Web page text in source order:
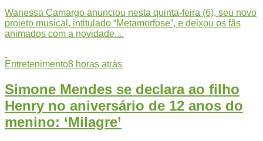
Wanessa Camargo anunciou nesta quinta-feira (6), seu novo
projeto musical, intitulado “Metamorfose”, e deixou os fãs
animados com a novidade....
Entretenimento8 horas atrás
Simone Mendes se declara ao filho
Henry no aniversário de 12 anos do
menino: ‘Milagre’